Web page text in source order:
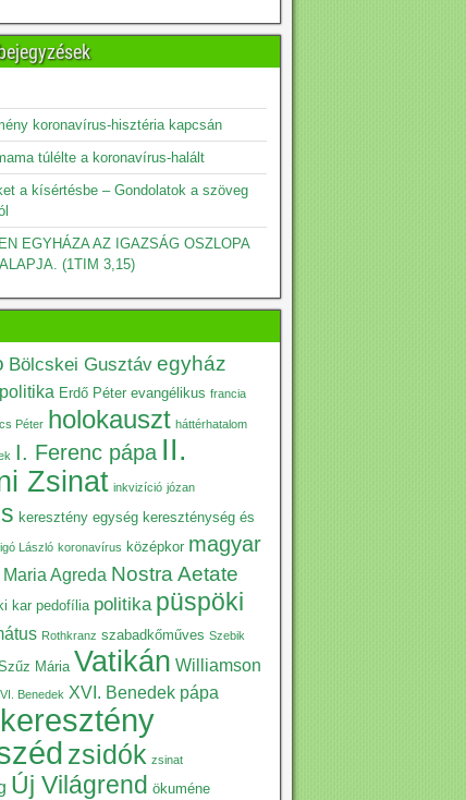
koronavírus-hisztéria kapcsán
túlélte a koronavírus-halált
a kísértésbe – Gondolatok a szöveg
EGYHÁZA AZ IGAZSÁG OSZLOPA
(1TIM 3,15)
Bölcskei Gusztáv egyház
Erdő Péter evangélikus francia
Péter holokauszt háttérhatalom
I. Ferenc pápa II.
Zsinat inkvizíció józan
keresztény egység kereszténység és
László koronavírus középkor magyar
Maria Agreda Nostra Aetate
kar pedofília politika püspöki
Rothkranz szabadkőműves Szebik
Mária Vatikán Williamson
Benedek XVI. Benedek pápa
zsidók zsinat
Új Világrend ökuméne